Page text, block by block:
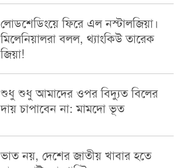
লোডশেডিংয়ে ফিরে এল নস্টালজিয়া।
মিলেনিয়ালরা বলল, থ্যাংকিউ তারেক
জিয়া!
শুধু শুধু আমাদের ওপর বিদ্যুত বিলের
দায় চাপাবেন না: মামদো ভূত
ভাত নয়, দেশের জাতীয় খাবার হতে